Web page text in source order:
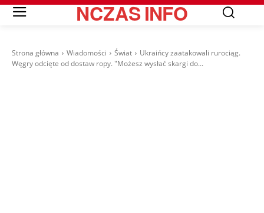
NCZASINFO
Strona główna Wiadomości Świat
Ukraińcy zaatakowali rurociąg.
Węgry odcięte od dostaw ropy. "Możesz wysłać skargi do...